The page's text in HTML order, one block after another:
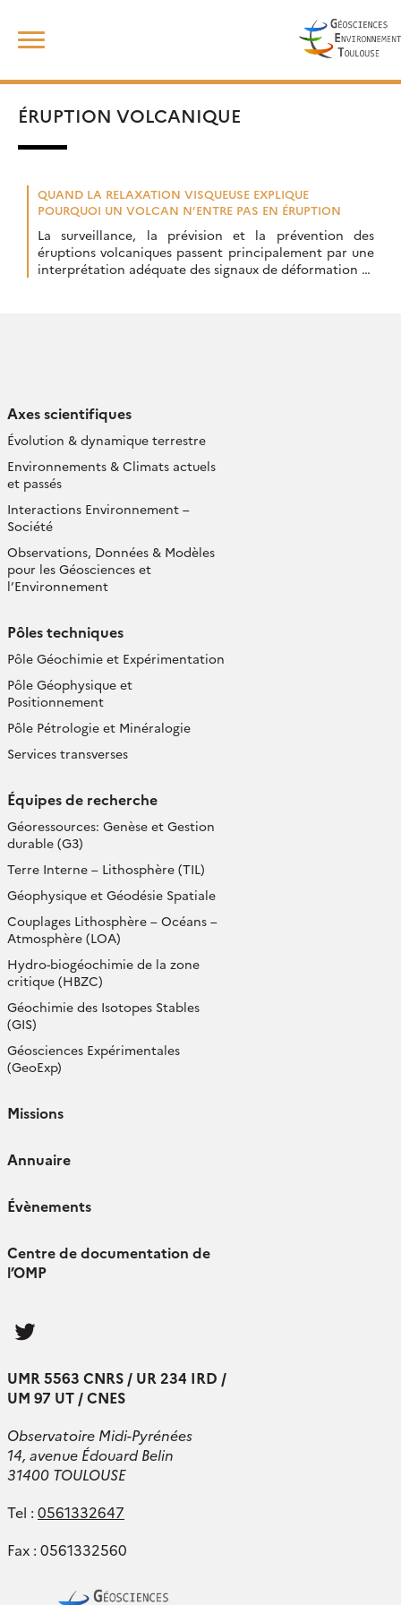
content
ÉRUPTION VOLCANIQUE
QUAND LA RELAXATION VISQUEUSE EXPLIQUE
POURQUOI UN VOLCAN N’ENTRE PAS EN ÉRUPTION
La surveillance, la prévision et la prévention des
éruptions volcaniques passent principalement par une
interprétation adéquate des signaux de déformation et
Axes scientifiques
Évolution & dynamique terrestre
Environnements & Climats actuels
et passés
Interactions Environnement –
Société
Observations, Données & Modèles
pour les Géosciences et
l’Environnement
Pôles techniques
Pôle Géochimie et Expérimentation
Pôle Géophysique et
Positionnement
Pôle Pétrologie et Minéralogie
Services transverses
Équipes de recherche
Géoressources: Genèse et Gestion
durable (G3)
Terre Interne – Lithosphère (TIL)
Géophysique et Géodésie Spatiale
Couplages Lithosphère – Océans –
Atmosphère (LOA)
Hydro-biogéochimie de la zone
critique (HBZC)
Géochimie des Isotopes Stables
(GIS)
Géosciences Expérimentales
(GeoExp)
Missions
Annuaire
Évènements
Centre de documentation de
l’OMP
UMR 5563 CNRS / UR 234 IRD /
UM 97 UT / CNES
Observatoire Midi-Pyrénées
14, avenue Édouard Belin
31400 TOULOUSE
Tel : 0561332647
Fax : 0561332560